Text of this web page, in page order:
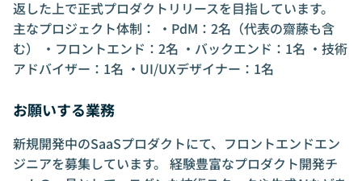
返した上で正式プロダクトリリースを目指しています。
主なプロジェクト体制： ・PdM：2名（代表の齋藤も含
む） ・フロントエンド：2名 ・バックエンド：1名 ・技術
アドバイザー：1名 ・UI/UXデザイナー：1名
お願いする業務
新規開発中のSaaSプロダクトにて、フロントエンドエン
ジニアを募集しています。 経験豊富なプロダクト開発チ